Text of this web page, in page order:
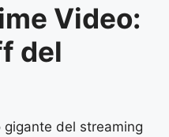
Video:
del
del streaming